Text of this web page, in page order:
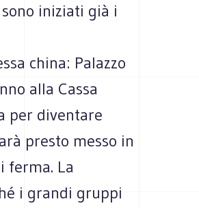
iniziati già i
china: Palazzo
alla Cassa
per diventare
presto messo in
ferma. La
i grandi gruppi